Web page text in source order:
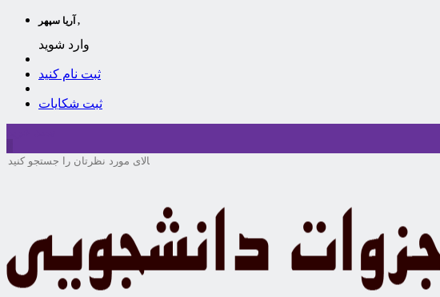
آریا سپهر ,
وارد شوید
ثبت نام کنید
ثبت شکایات